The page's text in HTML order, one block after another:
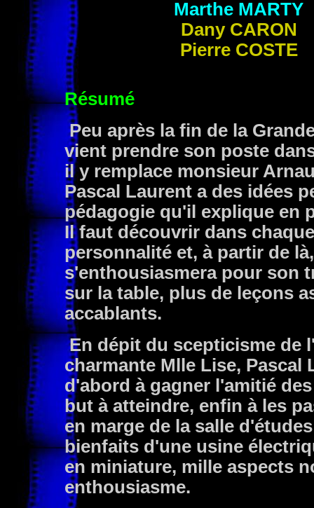
Marthe MARTY
Dany CARON
Pierre COSTE
Résumé
Peu après la fin de la
vient prendre son poste
il y remplace monsieur
Pascal Laurent a des idées
pédagogie qu'il explique en
Il faut découvrir dans
personnalité et, à partir de
s'enthousiasmera pour son
sur la table, plus de leçons
accablants.
En dépit du scepticisme de
charmante Mlle Lise,
d'abord à gagner l'amitié
but à atteindre, enfin à les
en marge de la salle
bienfaits d'une usine
en miniature, mille aspects
enthousiasme.